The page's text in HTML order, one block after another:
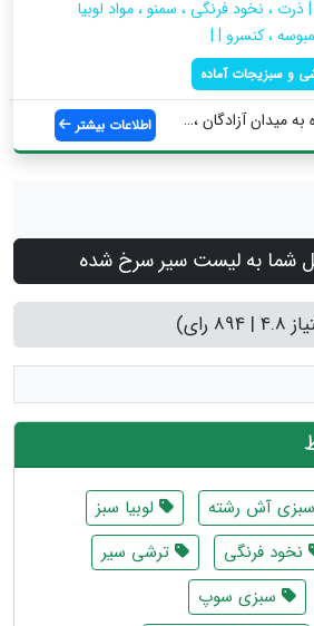
، نخود فرنگی ، سمنو ، مواد لوبیا
، کنسرو | |
و سبزیجات آماده
میدان آزادگان ،... اطلاعات بیشتر
شما به لیست سیر سرخ شده
رای)
سبزی آش رشته
لوبیا سبز
نخود فرنگی
ترشی سیر
سبزی سوپ